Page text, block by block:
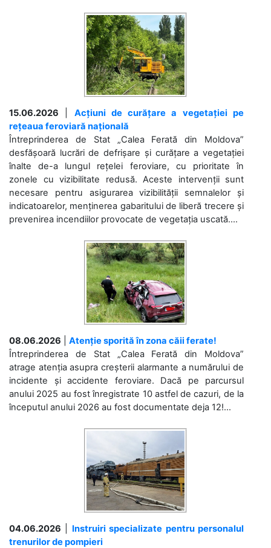
15.06.2026
Acțiuni de curățare a vegetației pe
rețeaua feroviară națională
Întreprinderea de Stat „Calea Ferată din Moldova”
desfășoară lucrări de defrișare și curățare a vegetației
înalte de-a lungul rețelei feroviare, cu prioritate în
zonele cu vizibilitate redusă. Aceste intervenții sunt
necesare pentru asigurarea vizibilității semnalelor și
indicatoarelor, menținerea gabaritului de liberă trecere și
prevenirea incendiilor provocate de vegetația uscată....
08.06.2026
Atenție sporită în zona căii ferate!
Întreprinderea de Stat „Calea Ferată din Moldova”
atrage atenția asupra creșterii alarmante a numărului de
incidente și accidente feroviare. Dacă pe parcursul
anului 2025 au fost înregistrate 10 astfel de cazuri, de la
începutul anului 2026 au fost documentate deja 12!...
04.06.2026
Instruiri specializate pentru personalul
trenurilor de pompieri